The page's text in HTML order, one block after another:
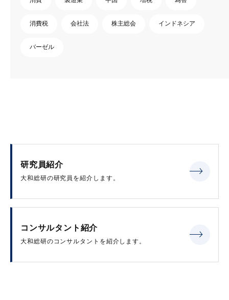
消費税 会社法 株主総会 インドネシア
バーゼル
研究員紹介
大和総研の研究員を紹介します。
コンサルタント紹介
大和総研のコンサルタントを紹介します。